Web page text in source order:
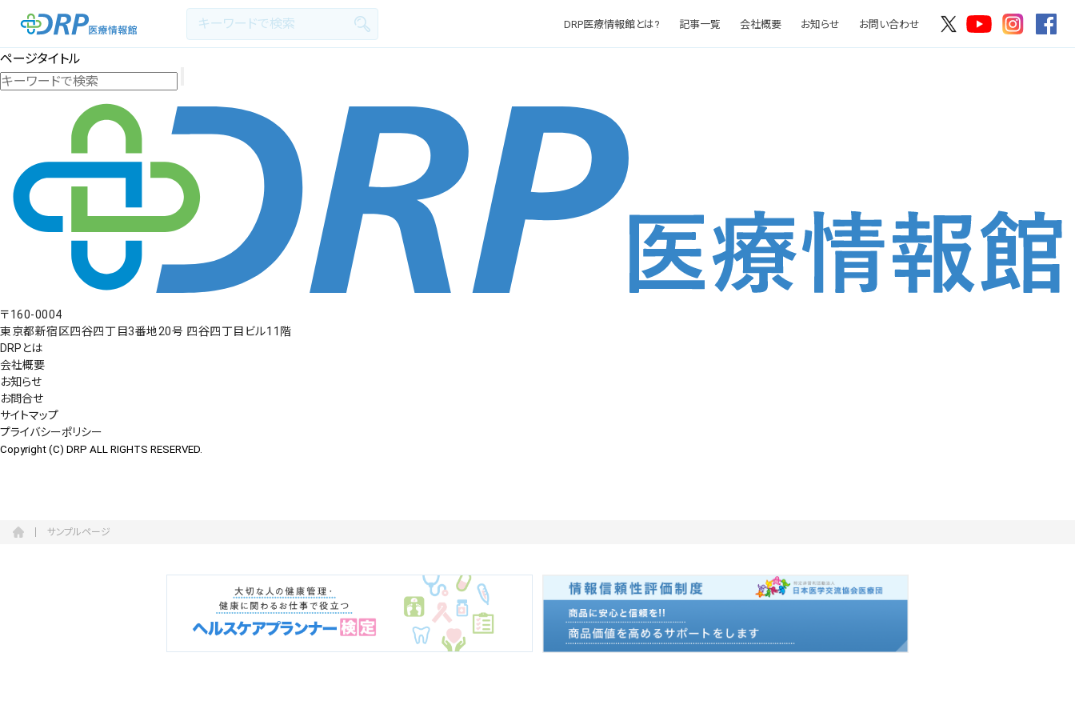
DRP医療情報館とは? 記事一覧 会社概要 お知らせ お問い合わせ
最新の注目記事
栄養健康レシピ
医療系学生記事
健康川柳
DRP医療情報館とは?
会社概要
お知らせ
お問い合わせ
ページタイトル
〒160-0004
東京都新宿区四谷四丁目3番地20号 四谷四丁目ビル11階
DRPとは
会社概要
お知らせ
お問合せ
サイトマップ
プライバシーポリシー
Copyright (C) DRP ALL RIGHTS RESERVED.
サンプルページ